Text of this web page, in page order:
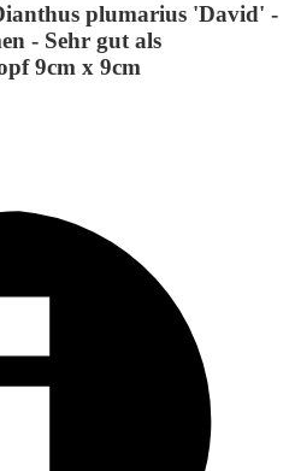
plumarius 'David' -
- Sehr gut als
9cm x 9cm